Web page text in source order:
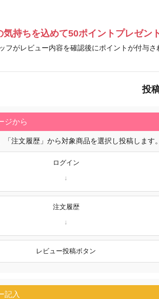
持ちを込めて50ポイントプレゼン
がレビュー内容を確認後にポイントが付与
投
ジから
「注文履歴」から対象商品を選択し投稿します。
ログイン
注文履歴
レビュー投稿ボタン
記入